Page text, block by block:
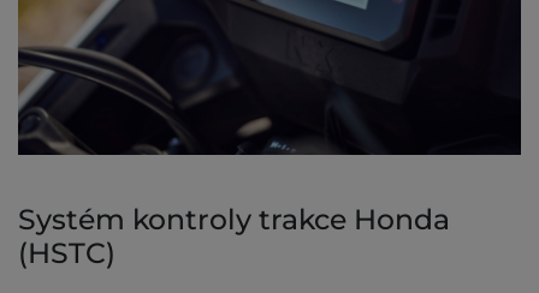
Systém kontroly trakce Honda
(HSTC)